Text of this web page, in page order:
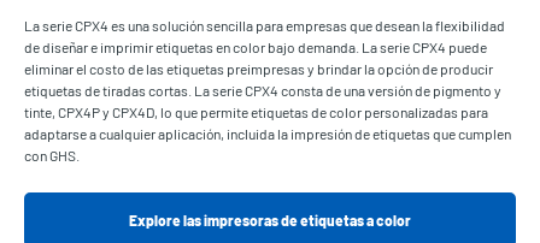
La serie CPX4 es una solución sencilla para empresas que desean la flexibilidad
de diseñar e imprimir etiquetas en color bajo demanda. La serie CPX4 puede
eliminar el costo de las etiquetas preimpresas y brindar la opción de producir
etiquetas de tiradas cortas. La serie CPX4 consta de una versión de pigmento y
tinte, CPX4P y CPX4D, lo que permite etiquetas de color personalizadas para
adaptarse a cualquier aplicación, incluida la impresión de etiquetas que cumplen
con GHS.
Explore las impresoras de etiquetas a color